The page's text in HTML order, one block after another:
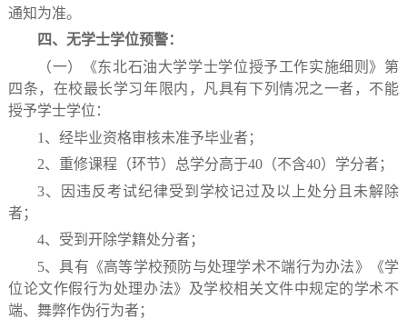
通知为准。
四、无学士学位预警：
（一）《东北石油大学学士学位授予工作实施细则》第
四条，在校最长学习年限内，凡具有下列情况之一者，不能
授予学士学位：
1 、经毕业资格审核未准予毕业者；
2、重修课程（环节）总学分高于40（不含40）学分者；
3、因违反考试纪律受到学校记过及以上处分且未解除
者；
4、受到开除学籍处分者；
5、具有《高等学校预防与处理学术不端行为办法》《学
位论文作假行为处理办法》及学校相关文件中规定的学术不
端、舞弊作伪行为者；